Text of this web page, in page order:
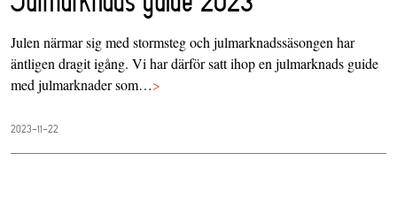
Julen närmar sig med stormsteg och julmarknadssäsongen har
äntligen dragit igång. Vi har därför satt ihop en julmarknads guide
med julmarknader som…>
2023-11-22